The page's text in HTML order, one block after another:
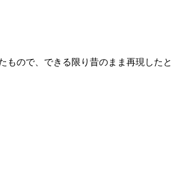
ので、できる限り昔のまま再現した